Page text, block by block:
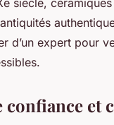
d’un expert pour
confiance